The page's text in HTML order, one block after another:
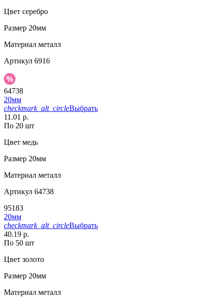
Цвет серебро
Размер 20мм
Материал металл
Артикул 6916
64738
20мм
checkmark_alt_circleВыбрать
11.01 р.
По 20 шт
Цвет медь
Размер 20мм
Материал металл
Артикул 64738
95183
20мм
checkmark_alt_circleВыбрать
40.19 р.
По 50 шт
Цвет золото
Размер 20мм
Материал металл